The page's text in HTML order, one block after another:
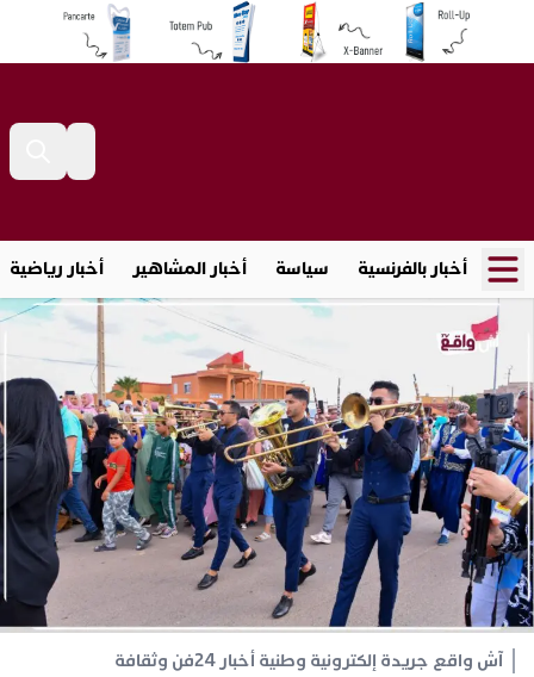
أخبار بالفرنسية سياسة أخبار المشاهير أخبار رياضية
آش واقع جريدة إلكترونية وطنية أخبار 24 فن وثقافة